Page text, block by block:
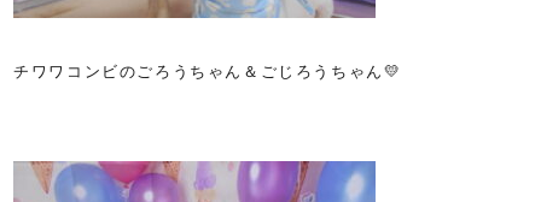
チワワコンビのごろうちゃん＆ごじろうちゃん💛